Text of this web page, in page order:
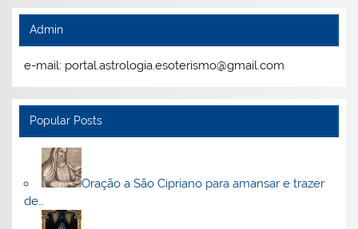
Admin
e-mail: portal.astrologia.esoterismo@gmail.com
Popular Posts
Oração a São Cipriano para amansar e trazer
de…